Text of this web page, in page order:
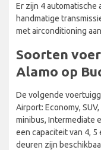
Er zijn 4
handmatige
met airconditioning
Soorten
Alamo op
De volgende
Airport: Economy,
minibus, Intermediate
een capaciteit van 4, 5
deuren zijn